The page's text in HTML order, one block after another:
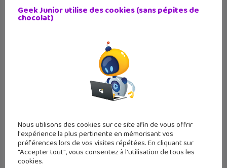
Sortie de l’artbook officiel L’art et la
Geek Junior utilise des cookies (sans pépites de
chocolat)
Nous utilisons des cookies sur ce site afin de vous offrir
l'expérience la plus pertinente en mémorisant vos
préférences lors de vos visites répétées. En cliquant sur
"Accepter tout", vous consentez à l'utilisation de tous les
cookies.